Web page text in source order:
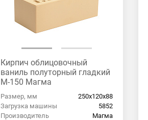
Кирпич облицовочный
ваниль полуторный гладкий
М-150 Магма
Размер, мм
250х120х88
Загрузка машины
5852
Производитель
Магма